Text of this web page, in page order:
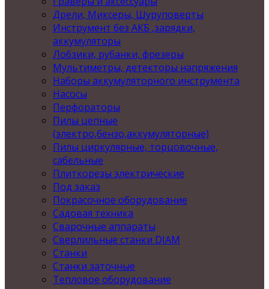
Дрели, Миксеры, Шуруповерты
Инструмент без АКБ ,зарядки,
аккумуляторы
Лобзики, рубанки, фрезеры
Мультиметры, детекторы напряжения
Наборы аккумуляторного инструмента
Насосы
Перфораторы
Пилы цепные
(электро,бензо,аккумуляторные)
Пилы циркулярные, торцовочные,
сабельные
Плиткорезы электрические
Под заказ
Покрасочное оборудование
Садовая техника
Сварочные аппараты
Сверлильные станки DIAM
Станки
Станки заточные
Тепловое оборудование